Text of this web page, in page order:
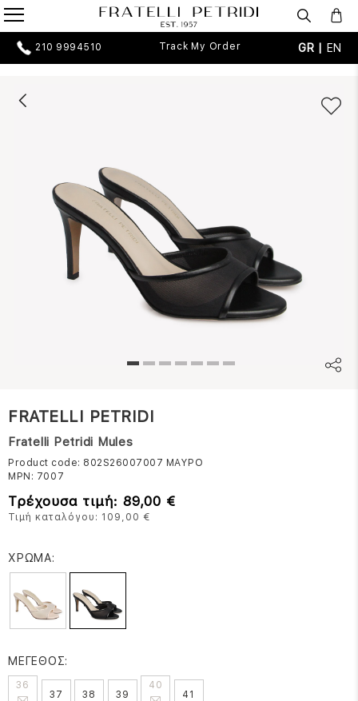
210 9994510 Track My Order GR | EN
FRATELLI PETRIDI
Fratelli Petridi Mules
Product code: 802S26007007 ΜΑΥΡΟ
MPN: 7007
Τρέχουσα τιμή: 89,00 €
Τιμή καταλόγου: 109,00 €
ΧΡΩΜΑ:
ΜΕΓΕΘΟΣ:
36
37
38 39
40
41